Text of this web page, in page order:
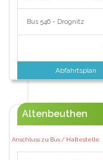
Bus 546 - Drognitz
Abfahrtsplan
Altenbeuthen
Anschluss zu Bus / Haltestelle: